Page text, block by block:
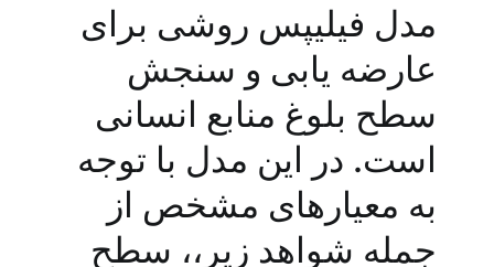
مدل فیلیپس روشی برای
عارضه یابی و سنجش
سطح بلوغ منابع انسانی
است. در این مدل با توجه
به معیارهای مشخص از
جمله شواهد زیر،، سطح